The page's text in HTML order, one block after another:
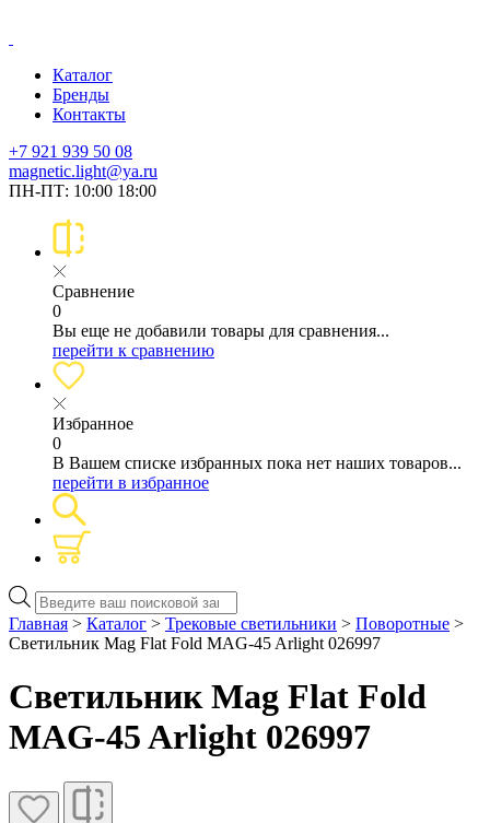
Каталог
Бренды
Контакты
+7 921 939 50 08
magnetic.light@ya.ru
ПН-ПТ: 10:00 18:00
Сравнение
0
Вы еще не добавили товары для сравнения...
перейти к сравнению
Избранное
0
В Вашем списке избранных пока нет наших товаров...
перейти в избранное
Поиск
товаров
Главная > Каталог > Трековые светильники > Поворотные >
Светильник Mag Flat Fold MAG-45 Arlight 026997
Светильник Mag Flat Fold
MAG-45 Arlight 026997